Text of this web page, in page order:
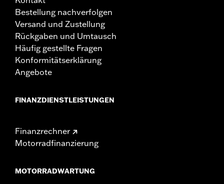
Bestellung nachverfolgen
Versand und Zustellung
Rückgaben und Umtausch
Häufig gestellte Fragen
Konformitätserklärung
Angebote
FINANZDIENSTLEISTUNGEN
Finanzrechner
Motorradfinanzierung
MOTORRADWARTUNG